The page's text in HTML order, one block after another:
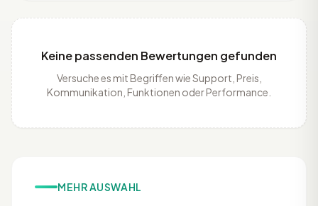
Keine passenden Bewertungen gefunden
Versuche es mit Begriffen wie Support, Preis,
Kommunikation, Funktionen oder Performance.
MEHR AUSWAHL